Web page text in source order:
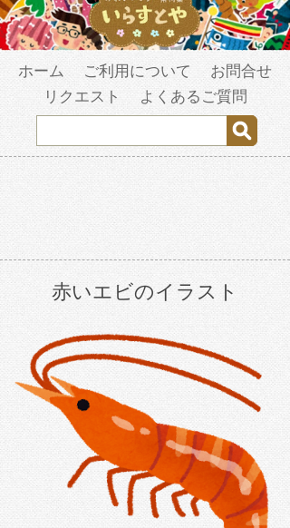
ホーム ご利用について
お問合せ
リクエスト
よくあるご質問
赤いエビのイラスト